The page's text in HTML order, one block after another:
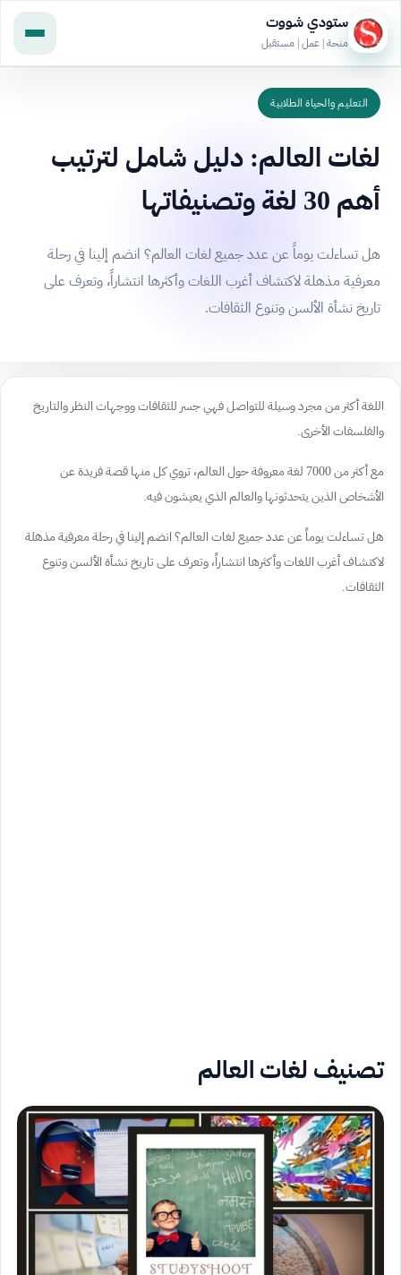
ستودي شووت
منحة | عمل | مستقبل
التعليم والحياة الطلابية
لغات العالم: دليل شامل لترتيب
أهم 30 لغة وتصنيفاتها
هل تساءلت يوماً عن عدد جميع لغات العالم؟ انضم إلينا في رحلة
معرفية مذهلة لاكتشاف أغرب اللغات وأكثرها انتشاراً، وتعرف على
تاريخ نشأة الألسن وتنوع الثقافات.
اللغة أكثر من مجرد وسيلة للتواصل فهي جسر للثقافات ووجهات النظر والتاريخ
والفلسفات الأخرى.
مع أكثر من 7000 لغة معروفة حول العالم، تروي كل منها قصة فريدة عن
الأشخاص الذين يتحدثونها والعالم الذي يعيشون فيه.
هل تساءلت يوماً عن عدد جميع لغات العالم؟ انضم إلينا في رحلة معرفية مذهلة
لاكتشاف أغرب اللغات وأكثرها انتشاراً، وتعرف على تاريخ نشأة الألسن وتنوع
الثقافات.
تصنيف لغات العالم